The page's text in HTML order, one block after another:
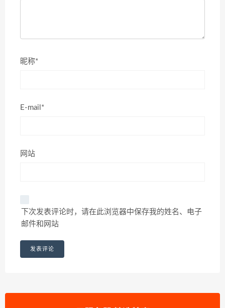
昵称*
E-mail*
网站
下次发表评论时，请在此浏览器中保存我的姓名、电子
邮件和网站